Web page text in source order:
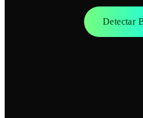
Detectar